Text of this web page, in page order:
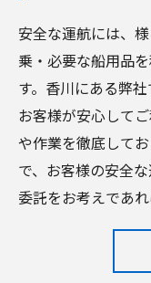
安全な運航には、
乗・必要な船用品
す。香川にある弊
お客様が安心して
や作業を徹底して
で、お客様の安全
委託をお考えであ